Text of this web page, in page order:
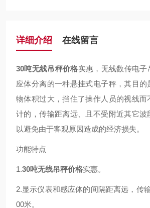
详细介绍 在线留言
30吨无线吊秤价格实惠，无线数传电
应体分离的一种悬挂式电子秤，其目的
物体积过大，挡住了操作人员的视线而
计的，传输距离远、且不受附近其它波
以避免由于客观原因造成的经济损失。
功能特点
1.30吨无线吊秤价格实惠。
2.显示仪表和感应体的间隔距离远，传
00米。